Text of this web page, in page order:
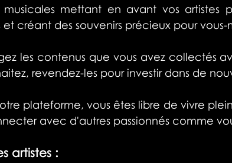
musicales mettant en avant vos artistes
et créant des souvenirs précieux pour vous-
les contenus que vous avez collectés
revendez-les pour investir dans de
plateforme, vous êtes libre de vivre
avec d'autres passionnés comme
artistes :